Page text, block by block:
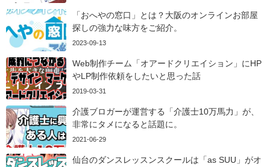
「おへやの窓口」とは？大阪のオンラインお部屋
探しの強力な味方をご紹介。
2023-09-13
Web制作チーム「オアードクリエイション」にHP
やLP制作依頼をしたいと思った話
2019-03-31
介護ブロガーが運営する「介護士10万馬力」が、
非常にタメになると話題に。
2021-06-29
仙台のダンスレッスンスクールは「as SUU」がオ